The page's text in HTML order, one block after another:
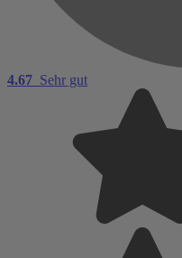
4.67 Sehr gut